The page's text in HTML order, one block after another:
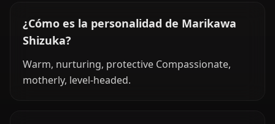
¿Cómo es la personalidad de Marikawa
Shizuka?
Warm, nurturing, protective Compassionate,
motherly, level-headed.